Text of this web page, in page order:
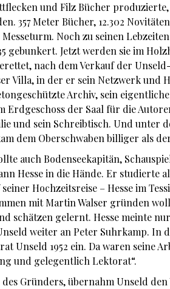
und Filz Bücher
357 Meter Bücher, 12.302
Noch zu seinen
gebunkert. Jetzt werden sie im
nach dem Verkauf der
Villa, in der er sein Netzwerk und
Archiv, sein
Erdgeschoss der Saal für die
und sein Schreibtisch. Und unter
dem Oberschwaben billiger als
auch Bodenseekapitän,
Hesse in die Hände. Er studierte
Hochzeitsreise – Hesse im
mit Martin Walser gründen
schätzen gelernt. Hesse meinte
weiter an Peter Suhrkamp. In
Unseld 1952 ein. Da waren seine
und gelegentlich Lektorat“.
des Gründers, übernahm Unseld